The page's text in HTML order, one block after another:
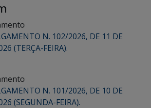
N. 102/2026, DE 11 DE
(TERÇA-FEIRA).
N. 101/2026, DE 10 DE
(SEGUNDA-FEIRA).